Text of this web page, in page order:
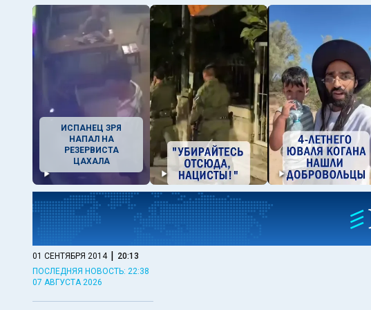
ИСПАНЕЦ ЗРЯ
НАПАЛ НА
РЕЗЕРВИСТА
ЦАХАЛА
01 СЕНТЯБРЯ 2014 | 20:13
ПОСЛЕДНЯЯ НОВОСТЬ: 22:38
07 АВГУСТА 2026